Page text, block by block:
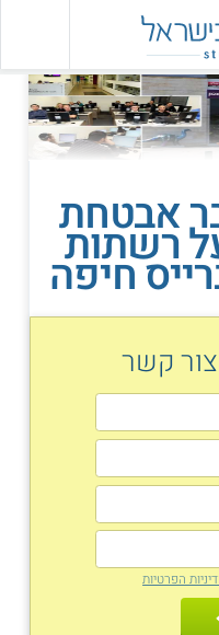
אבטחת
רשתות
חיפה
קשר
הפרטיות